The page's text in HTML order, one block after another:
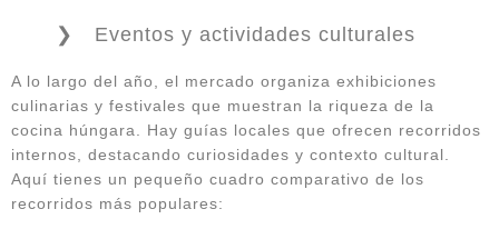
Eventos y actividades culturales
A lo largo del año, el mercado organiza exhibiciones
culinarias y festivales que muestran la riqueza de la
cocina húngara. Hay guías locales que ofrecen recorridos
internos, destacando curiosidades y contexto cultural.
Aquí tienes un pequeño cuadro comparativo de los
recorridos más populares: